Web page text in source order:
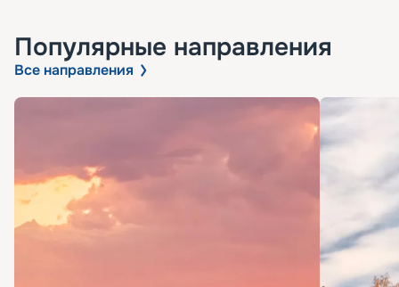
Популярные направления
Все направления